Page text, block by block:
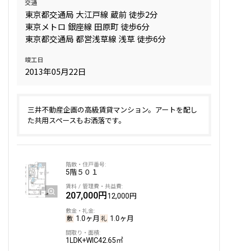
交通
東京都交通局 大江戸線 蔵前 徒歩2分
東京メトロ 銀座線 田原町 徒歩6分
東京都交通局 都営浅草線 浅草 徒歩6分
竣工日
2013年05月22日
三井不動産企画の高級賃貸マンション。アートを配し
た共用スペースもお洒落です。
5階５０１
207,000円12,000円
1.0ヶ月 1.0ヶ月
1LDK+WIC42.65㎡